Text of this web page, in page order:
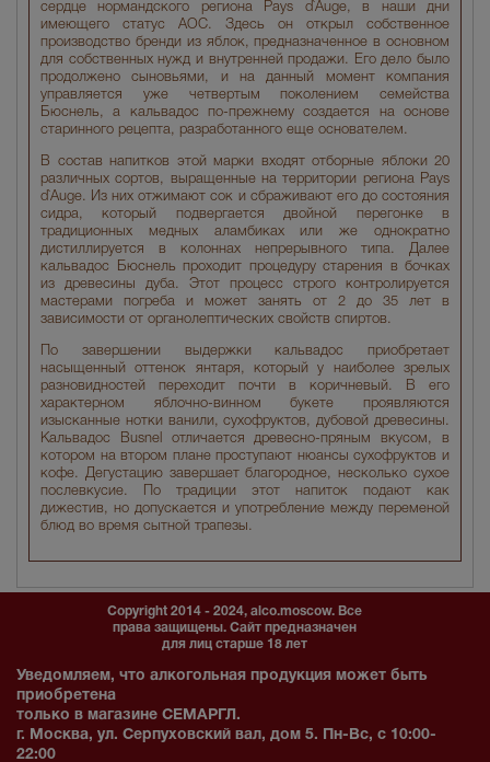
сердце нормандского региона Pays d`Auge, в наши дни
имеющего статус АОС. Здесь он открыл собственное
производство бренди из яблок, предназначенное в основном
для собственных нужд и внутренней продажи. Его дело было
продолжено сыновьями, и на данный момент компания
управляется уже четвертым поколением семейства
Бюснель, а кальвадос по-прежнему создается на основе
старинного рецепта, разработанного еще основателем.
В состав напитков этой марки входят отборные яблоки 20
различных сортов, выращенные на территории региона Pays
d`Auge. Из них отжимают сок и сбраживают его до состояния
сидра, который подвергается двойной перегонке в
традиционных медных аламбиках или же однократно
дистиллируется в колоннах непрерывного типа. Далее
кальвадос Бюснель проходит процедуру старения в бочках
из древесины дуба. Этот процесс строго контролируется
мастерами погреба и может занять от 2 до 35 лет в
зависимости от органолептических свойств спиртов.
По завершении выдержки кальвадос приобретает
насыщенный оттенок янтаря, который у наиболее зрелых
разновидностей переходит почти в коричневый. В его
характерном яблочно-винном букете проявляются
изысканные нотки ванили, сухофруктов, дубовой древесины.
Кальвадос Busnel отличается древесно-пряным вкусом, в
котором на втором плане проступают нюансы сухофруктов и
кофе. Дегустацию завершает благородное, несколько сухое
послевкусие. По традиции этот напиток подают как
дижестив, но допускается и употребление между переменой
блюд во время сытной трапезы.
Copyright 2014 - 2024, alco.moscow. Все
права защищены. Сайт предназначен
для лиц старше 18 лет
Уведомляем, что алкогольная продукция может быть
приобретена
только в магазине СЕМАРГЛ.
г. Москва, ул. Серпуховский вал, дом 5. Пн-Вс, с 10:00-
22:00